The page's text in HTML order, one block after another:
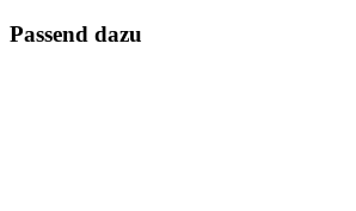
Passend dazu